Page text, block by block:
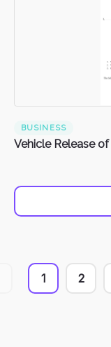
BUSINESS
1 2